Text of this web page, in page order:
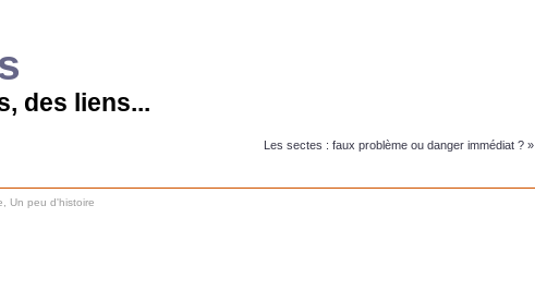
des liens...
Les sectes : faux problème ou danger immédiat ? »
,Un peu d'histoire